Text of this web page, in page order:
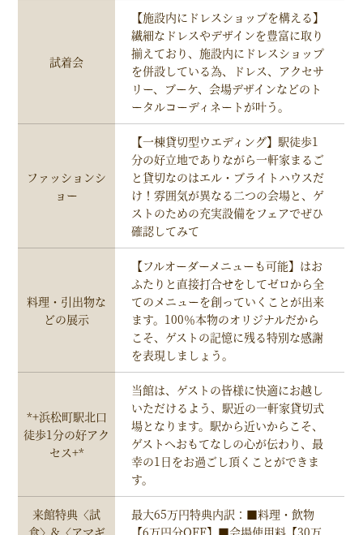
試着会
【施設内にドレスショップを構える】
繊細なドレスやデザインを豊富に取り
揃えており、施設内にドレスショップ
を併設している為、ドレス、アクセサ
リー、ブーケ、会場デザインなどのト
ータルコーディネートが叶う。
ファッションシ
ョー
【一棟貸切型ウエディング】駅徒歩1
分の好立地でありながら一軒家まるご
と貸切なのはエル・ブライトハウスだ
け！雰囲気が異なる二つの会場と、ゲ
ストのための充実設備をフェアでぜひ
確認してみて
料理・引出物な
どの展示
【フルオーダーメニューも可能】はお
ふたりと直接打合せをしてゼロから全
てのメニューを創っていくことが出来
ます。100％本物のオリジナルだから
こそ、ゲストの記憶に残る特別な感謝
を表現しましょう。
*+浜松町駅北口
徒歩1分の好アク
セス+*
当館は、ゲストの皆様に快適にお越し
いただけるよう、駅近の一軒家貸切式
場となります。駅から近いからこそ、
ゲストへおもてなしの心が伝わり、最
幸の1日をお過ごし頂くことができま
す。
来館特典〈試
最大65万円特典内訳：■料理・飲物